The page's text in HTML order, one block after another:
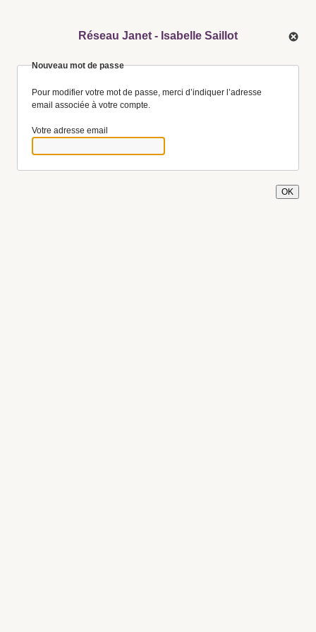
Réseau Janet - Isabelle Saillot
Nouveau mot de passe
Pour modifier votre mot de passe, merci d’indiquer l’adresse
email associée à votre compte.
Votre adresse email